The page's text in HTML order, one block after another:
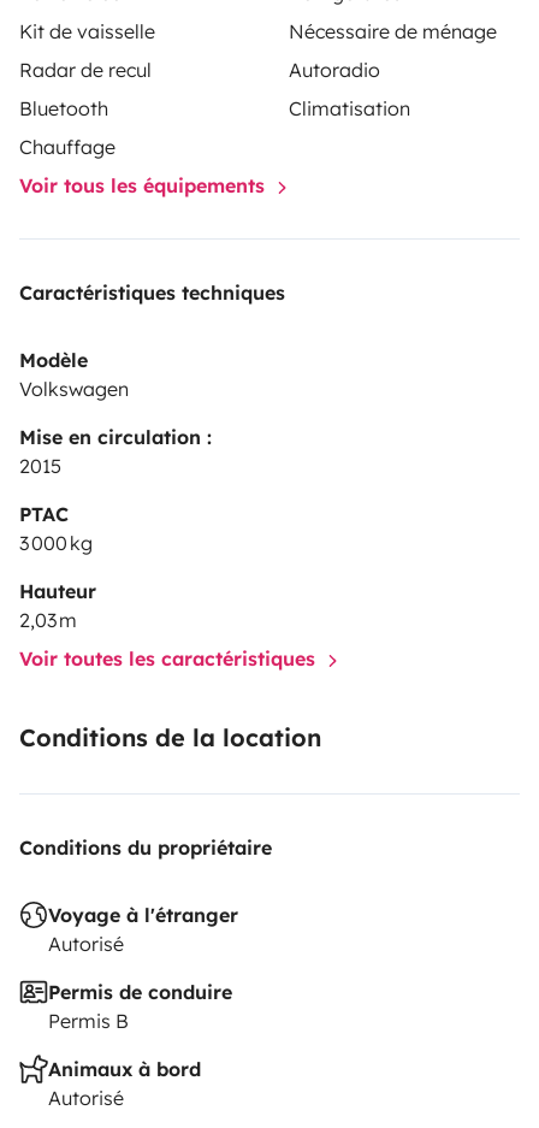
Kit de vaisselle
Nécessaire de ménage
Radar de recul
Autoradio
Bluetooth
Climatisation
Chauffage
Voir tous les équipements
Caractéristiques techniques
Modèle
Volkswagen
Mise en circulation :
2015
PTAC
3 000 kg
Hauteur
2,03 m
Voir toutes les caractéristiques
Conditions de la location
Conditions du propriétaire
Voyage à l'étranger
Autorisé
Permis de conduire
Permis B
Animaux à bord
Autorisé